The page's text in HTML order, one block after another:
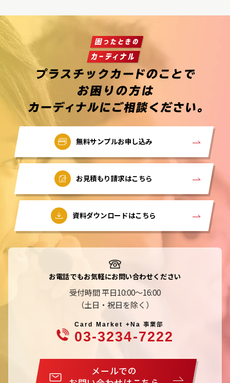
無料サンプルお申し込み
お見積もり請求はこちら
資料ダウンロードはこちら
お電話でもお気軽にお問い合わせください
受付時間 平日10:00～16:00
（土日・祝日を除く）
Card Market +Na事業部
03-3234-7222
メールでの